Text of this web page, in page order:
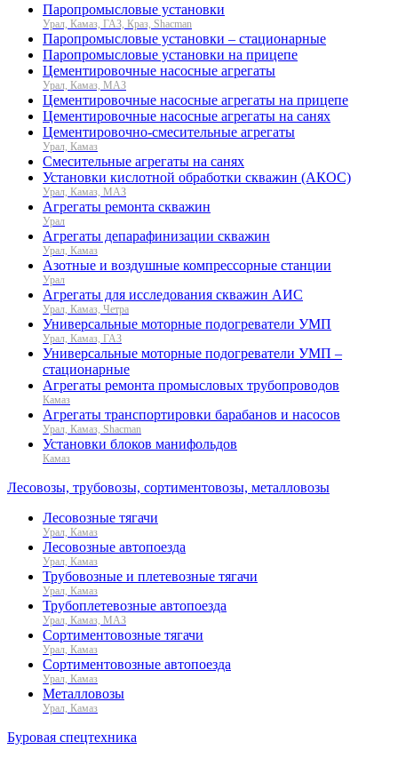
Паропромысловые установки
Урал, Камаз, ГАЗ, Краз, Shacman
Паропромысловые установки – стационарные
Паропромысловые установки на прицепе
Цементировочные насосные агрегаты
Урал, Камаз, МАЗ
Цементировочные насосные агрегаты на прицепе
Цементировочные насосные агрегаты на санях
Цементировочно-смесительные агрегаты
Урал, Камаз
Смесительные агрегаты на санях
Установки кислотной обработки скважин (АКОС)
Урал, Камаз, МАЗ
Агрегаты ремонта скважин
Урал
Агрегаты депарафинизации скважин
Урал, Камаз
Азотные и воздушные компрессорные станции
Урал
Агрегаты для исследования скважин АИС
Урал, Камаз, Четра
Универсальные моторные подогреватели УМП
Урал, Камаз, ГАЗ
Универсальные моторные подогреватели УМП –
стационарные
Агрегаты ремонта промысловых трубопроводов
Камаз
Агрегаты транспортировки барабанов и насосов
Урал, Камаз, Shacman
Установки блоков манифольдов
Камаз
Лесовозы, трубовозы, сортиментовозы, металловозы
Лесовозные тягачи
Урал, Камаз
Лесовозные автопоезда
Урал, Камаз
Трубовозные и плетевозные тягачи
Урал, Камаз
Трубоплетевозные автопоезда
Урал, Камаз, МАЗ
Сортиментовозные тягачи
Урал, Камаз
Сортиментовозные автопоезда
Урал, Камаз
Металловозы
Урал, Камаз
Буровая спецтехника